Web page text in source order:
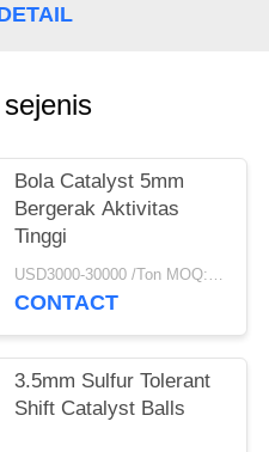
Bola Catalyst 5mm
Bergerak Aktivitas
Tinggi
USD3000-30000 /Ton MOQ:1 KG
CONTACT
3.5mm Sulfur Tolerant
Shift Catalyst Balls